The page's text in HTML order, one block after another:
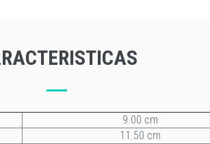
9.00 cm
11.50 cm